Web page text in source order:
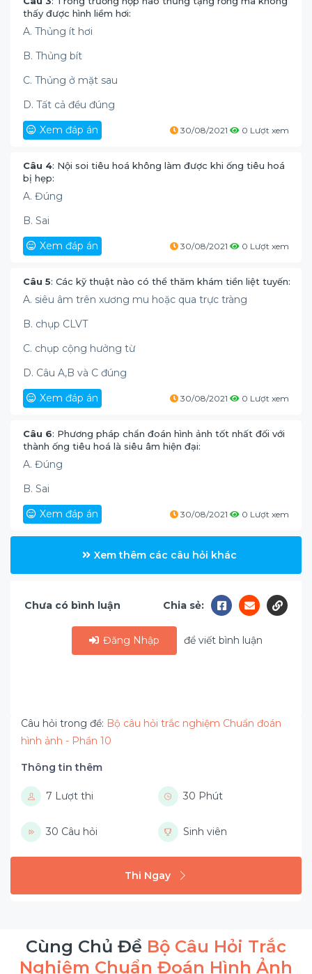
thấy được hình liềm hơi:
A. Thủng ít hơi
B. Thủng bít
C. Thủng ở mặt sau
D. Tất cả đều đúng
Xem đáp án
30/08/2021 0 Lượt xem
Câu 4: Nội soi tiêu hoá không làm được khi ống tiêu hoá
bị hẹp:
A. Đúng
B. Sai
Xem đáp án
30/08/2021 0 Lượt xem
Câu 5: Các kỹ thuật nào có thể thăm khám tiền liệt tuyến:
A. siêu âm trên xương mu hoặc qua trực tràng
B. chụp CLVT
C. chụp cộng hưởng từ
D. Câu A,B và C đúng
Xem đáp án
30/08/2021 0 Lượt xem
Câu 6: Phương pháp chẩn đoán hình ảnh tốt nhất đối với
thành ống tiêu hoá là siêu âm hiện đại:
A. Đúng
B. Sai
Xem đáp án
30/08/2021 0 Lượt xem
Xem thêm các câu hỏi khác
Chưa có bình luận Chia sẻ:
Đăng Nhập để viết bình luận
Câu hỏi trong đề: Bộ câu hỏi trắc nghiệm Chuẩn đoán
hình ảnh - Phần 10
Thông tin thêm
7 Lượt thi 30 Phút
30 Câu hỏi Sinh viên
Thi Ngay
Cùng Chủ Đề Bộ Câu Hỏi Trắc
Nghiệm Chuẩn Đoán Hình Ảnh